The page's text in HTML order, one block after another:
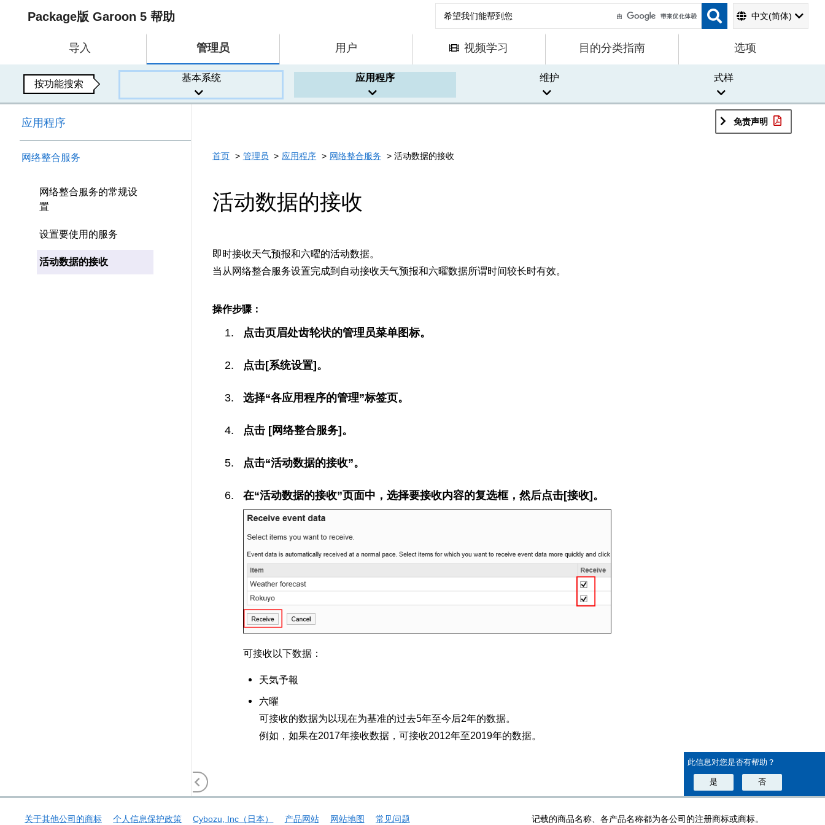
Package版 Garoon 5 帮助 中文(简体)
导入 管理员 用户 视频学习 目的分类指南 选项
按功能搜索
基本系统 应用程序 维护 式样
应用程序
网络整合服务
网络整合服务的常规设
置
设置要使用的服务
活动数据的接收
免责声明
首页 管理员 应用程序 网络整合服务 活动数据的接收
活动数据的接收
即时接收天气预报和六曜的活动数据。
当从网络整合服务设置完成到自动接收天气预报和六曜数据所谓时间较长时有效。
操作步骤：
点击页眉处齿轮状的管理员菜单图标。
点击[系统设置]。
选择“各应用程序的管理”标签页。
点击 [网络整合服务]。
点击“活动数据的接收”。
在“活动数据的接收”页面中，选择要接收内容的复选框，然后点击[接收]。
可接收以下数据：
天気予報
六曜
可接收的数据为以现在为基准的过去5年至今后2年的数据。
例如，如果在2017年接收数据，可接收2012年至2019年的数据。
此信息对您是否有帮助？
是 否
关于其他公司的商标 个人信息保护政策 Cybozu, Inc（日本） 产品网站 网站地图 常见问题 记载的商品名称、各产品名称都为各公司的注册商标或商标。